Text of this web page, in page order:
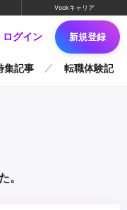
Vookキャリア
ログイン 新規登録
集記事 転職体験記
。